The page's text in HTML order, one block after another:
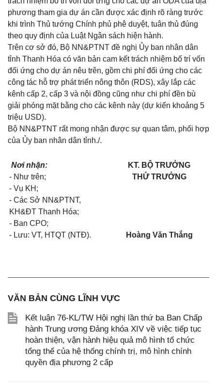
phương tham gia dự án cần được xác định rõ ràng trước
khi trình Thủ tướng Chính phủ phê duyệt, tuân thủ đúng
theo quy định của Luật Ngân sách hiện hành.
Trên cơ sở đó, Bộ NN&PTNT đề nghị Ủy ban nhân dân
tỉnh Thanh Hóa có văn bản cam kết trách nhiệm bố trí vốn
đối ứng cho dự án nêu trên, gồm chi phí đối ứng cho các
công tác hỗ trợ phát triển nông thôn (RDS), xây lắp các
kênh cấp 2, cấp 3 và nội đồng cũng như chi phí đền bù
giải phóng mặt bằng cho các kênh này (dự kiến khoảng 5
triệu USD).
Bộ NN&PTNT rất mong nhận được sự quan tâm, phối hợp
của Ủy ban nhân dân tỉnh./.
Nơi nhận:
- Như trên;
- Vụ KH;
- Các Sở NN&PTNT,
KH&ĐT Thanh Hóa;
- Ban CPO;
- Lưu: VT, HTQT (NTĐ).
KT. BỘ TRƯỞNG
THỨ TRƯỞNG
Hoàng Văn Thắng
VĂN BẢN CÙNG LĨNH VỰC
Kết luận 76-KL/TW Hội nghị lần thứ ba Ban Chấp
hành Trung ương Đảng khóa XIV về việc tiếp tục
hoàn thiện, vận hành hiệu quả mô hình tổ chức
tổng thể của hệ thống chính trị, mô hình chính
quyền địa phương 2 cấp